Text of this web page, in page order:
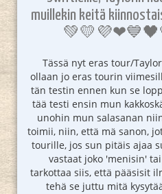
muillekin keitä
Tässä nyt eras tour/
ollaan jo eras tourin
tän testin ennen kun se
tää testi ensin mun
unohin mun salasanan
toimii, niin, että mä sanon,
tourille, jos sun pitäis ajaa
vastaat joko 'menisin'
tarkottaa siis, että pääsisit
tehä se juttu mitä